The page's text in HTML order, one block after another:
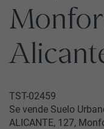
TST-02459
Se vende Suelo
ALICANTE, 127,